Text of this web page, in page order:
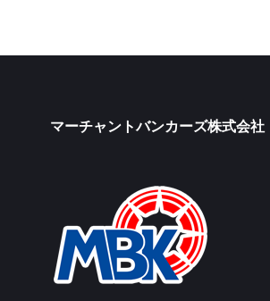
マーチャントバンカーズ株式会社